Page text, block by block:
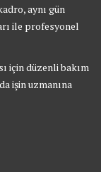
aynı gün
ile profesyonel
için düzenli bakım
işin uzmanına